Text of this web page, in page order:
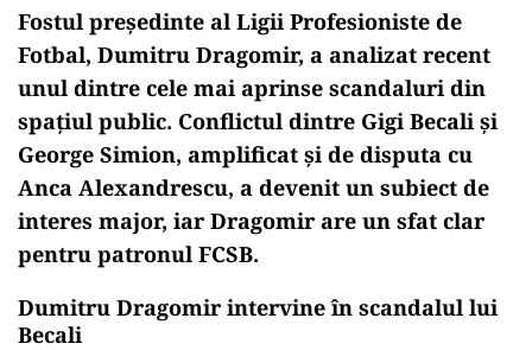
Fostul președinte al Ligii Profesioniste de
Fotbal, Dumitru Dragomir, a analizat recent
unul dintre cele mai aprinse scandaluri din
spațiul public. Conflictul dintre Gigi Becali și
George Simion, amplificat și de disputa cu
Anca Alexandrescu, a devenit un subiect de
interes major, iar Dragomir are un sfat clar
pentru patronul FCSB.
Dumitru Dragomir intervine în scandalul lui
Becali